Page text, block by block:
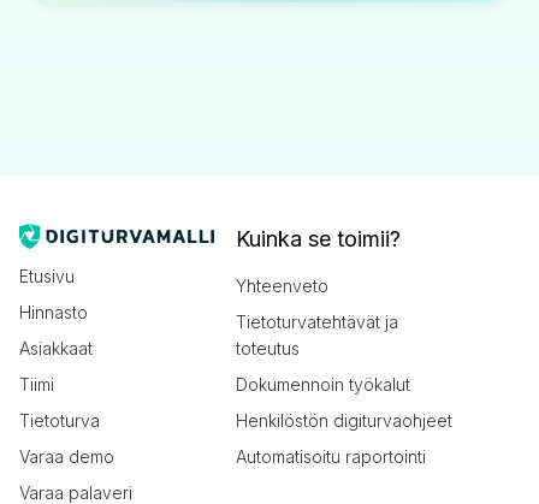
Etusivu
Hinnasto
Asiakkaat
Tiimi
Tietoturva
Varaa demo
Varaa palaveri
Kuinka se toimii?
Yhteenveto
Tietoturvatehtävät ja
toteutus
Dokumennoin työkalut
Henkilöstön digiturvaohjeet
Automatisoitu raportointi